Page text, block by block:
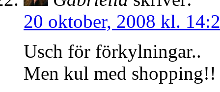
20 oktober, 2008 kl.
Usch för förkylningar..
Men kul med shopping!!